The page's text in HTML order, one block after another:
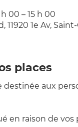
00 – 15 h 00
11920 1e Av,
places
aux
en raison de